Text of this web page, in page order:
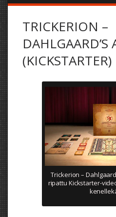
TRICKERION –
DAHLGAARD’S
(KICKSTARTER)
Trickerion –
ripattu Kickstarter-